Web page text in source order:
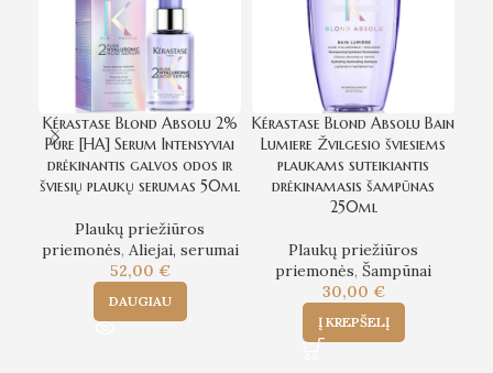
Kérastase Blond Absolu 2%
Pure [HA] Serum Intensyviai
drėkinantis galvos odos ir
šviesių plaukų serumas 50ml
Plaukų priežiūros
priemonės, Aliejai, serumai
52,00 €
DAUGIAU
Kérastase Blond Absolu Bain
Lumiere Žvilgesio šviesiems
plaukams suteikiantis
drėkinamasis šampūnas
250ml
Plaukų priežiūros
priemonės, Šampūnai
30,00 €
Į KREPŠELĮ